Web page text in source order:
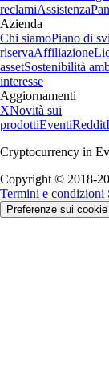
reclamiAssistenza
Azienda
Chi siamoPiano di
riservaAffiliazione
assetSostenibilità
interesse
Aggiornamenti
XNovità sui
prodottiEventiReddit
Cryptocurrency in
Copyright © 2018-
Termini e condizioni
Preferenze sui cookie